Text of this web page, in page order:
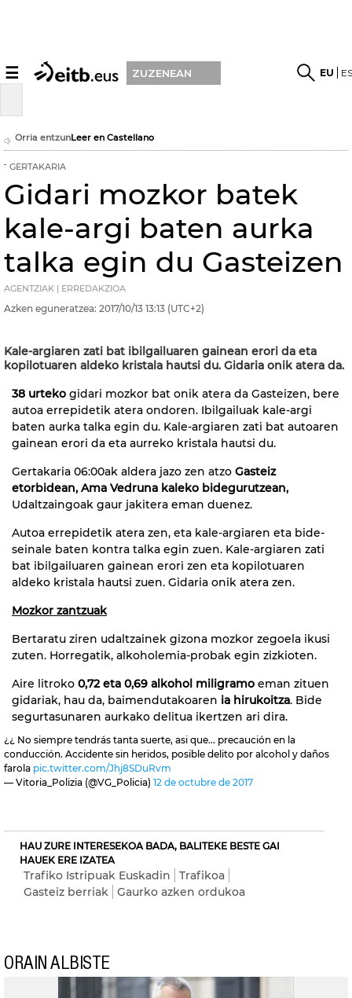
☰ ZUZENEAN EU
Orria entzunLeer en Castellano
GERTAKARIA
Gidari mozkor batek
kale-argi baten aurka
talka egin du Gasteizen
AGENTZIAK | ERREDAKZIOA
Azken eguneratzea: 2017/10/13 13:13 (UTC+2)
Kale-argiaren zati bat ibilgailuaren gainean erori da eta
kopilotuaren aldeko kristala hautsi du. Gidaria onik atera da.
38 urteko gidari mozkor bat onik atera da Gasteizen, bere
autoa errepidetik atera ondoren. Ibilgailuak kale-argi
baten aurka talka egin du. Kale-argiaren zati bat autoaren
gainean erori da eta aurreko kristala hautsi du.
Gertakaria 06:00ak aldera jazo zen atzo Gasteiz
etorbidean, Ama Vedruna kaleko bidegurutzean,
Udaltzaingoak gaur jakitera eman duenez.
Autoa errepidetik atera zen, eta kale-argiaren eta bide-
seinale baten kontra talka egin zuen. Kale-argiaren zati
bat ibilgailuaren gainean erori zen eta kopilotuaren
aldeko kristala hautsi zuen. Gidaria onik atera zen.
Mozkor zantzuak
Bertaratu ziren udaltzainek gizona mozkor zegoela ikusi
zuten. Horregatik, alkoholemia-probak egin zizkioten.
Aire litroko 0,72 eta 0,69 alkohol miligramo eman zituen
gidariak, hau da, baimendutakoaren ia hirukoitza. Bide
segurtasunaren aurkako delitua ikertzen ari dira.
¿¿ No siempre tendrás tanta suerte, asi que... precaución en la
conducción. Accidente sin heridos, posible delito por alcohol y daños
farola pic.twitter.com/Jhj8SDuRvm
— Vitoria_Polizia (@VG_Policia) 12 de octubre de 2017
HAU ZURE INTERESEKOA BADA, BALITEKE BESTE GAI
HAUEK ERE IZATEA
Trafiko Istripuak Euskadin
Trafikoa
Gasteiz berriak
Gaurko azken ordukoa
ORAIN ALBISTE